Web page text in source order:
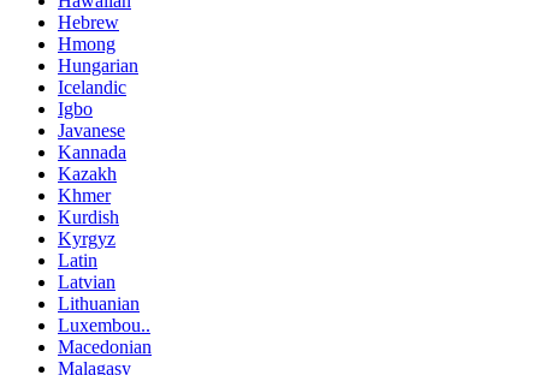
Hebrew
Hmong
Hungarian
Icelandic
Igbo
Javanese
Kannada
Kazakh
Khmer
Kurdish
Kyrgyz
Latin
Latvian
Lithuanian
Luxembou..
Macedonian
Malagasy